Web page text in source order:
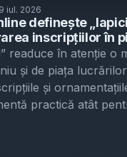
universitară de
de hrană,
deja folosite în
că alegerea nu
pe fondul
agricultură,
fizice și
iul. 2026
definește
inscripțiilor în
în ediția
readuce în atenție o
și de piața
și
practică atât